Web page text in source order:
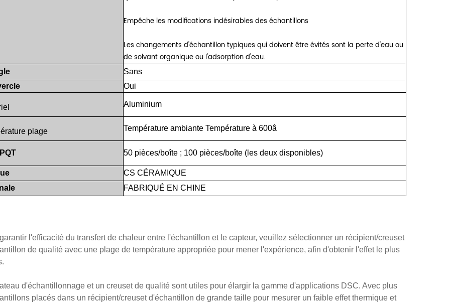
Empêche les modifications indésirables des échantillons
Les changements d'échantillon typiques qui doivent être évités sont la perte d'eau ou
de solvant organique ou l'adsorption d'eau.
Sans
Oui
Aluminium
plage Température ambiante Température à 600â
50 pièces/boîte ; 100 pièces/boîte (les deux disponibles)
CS CÉRAMIQUE
FABRIQUÉ EN CHINE
l'efficacité du transfert de chaleur entre l'échantillon et le capteur, veuillez sélectionner un récipient/creuset
de qualité avec une plage de température appropriée pour mener l'expérience, afin d'obtenir l'effet le plus
d'échantillonnage et un creuset de qualité sont utiles pour élargir la gamme d'applications DSC. Avec plus
placés dans un récipient/creuset d'échantillon de grande taille pour mesurer un faible effet thermique et